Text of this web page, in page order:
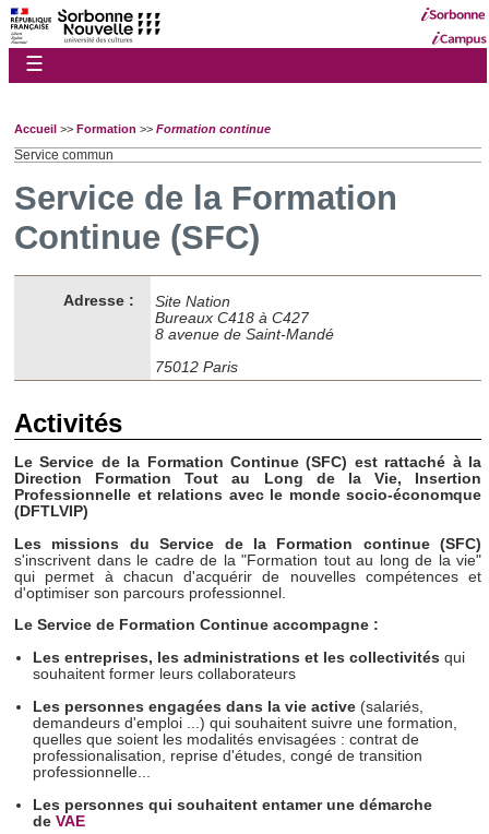
☰
Accueil >> Formation >> Formation continue
Service commun
Service de la Formation
Continue (SFC)
Adresse :
Site Nation
Bureaux C418 à C427
8 avenue de Saint-Mandé
75012 Paris
Activités
Le Service de la Formation Continue (SFC) est rattaché à la
Direction Formation Tout au Long de la Vie, Insertion
Professionnelle et relations avec le monde socio-économque
(DFTLVIP)
Les missions du Service de la Formation continue (SFC)
s'inscrivent dans le cadre de la "Formation tout au long de la vie"
qui permet à chacun d'acquérir de nouvelles compétences et
d'optimiser son parcours professionnel.
Le Service de Formation Continue accompagne :
Les entreprises, les administrations et les collectivités qui
souhaitent former leurs collaborateurs
Les personnes engagées dans la vie active (salariés,
demandeurs d'emploi ...) qui souhaitent suivre une formation,
quelles que soient les modalités envisagées : contrat de
professionalisation, reprise d'études, congé de transition
professionnelle...
Les personnes qui souhaitent entamer une démarche
de VAE